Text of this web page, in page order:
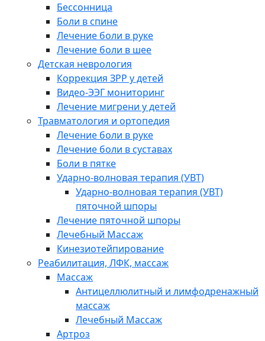
Бессонница
Боли в спине
Лечение боли в руке
Лечение боли в шее
Детская неврология
Коррекция ЗРР у детей
Видео-ЭЭГ мониторинг
Лечение мигрени у детей
Травматология и ортопедия
Лечение боли в руке
Лечение боли в суставах
Боли в пятке
Ударно-волновая терапия (УВТ)
Ударно-волновая терапия (УВТ)
пяточной шпоры
Лечение пяточной шпоры
Лечебный Массаж
Кинезиотейпирование
Реабилитация, ЛФК, массаж
Массаж
Антицеллюлитный и лимфодренажный
массаж
Лечебный Массаж
Артроз